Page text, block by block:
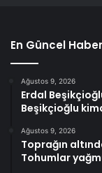
En Güncel
Ağustos 9, 2026
Erdal
Beşikçioğlu
Ağustos 9, 2026
Toprağın
Tohumlar